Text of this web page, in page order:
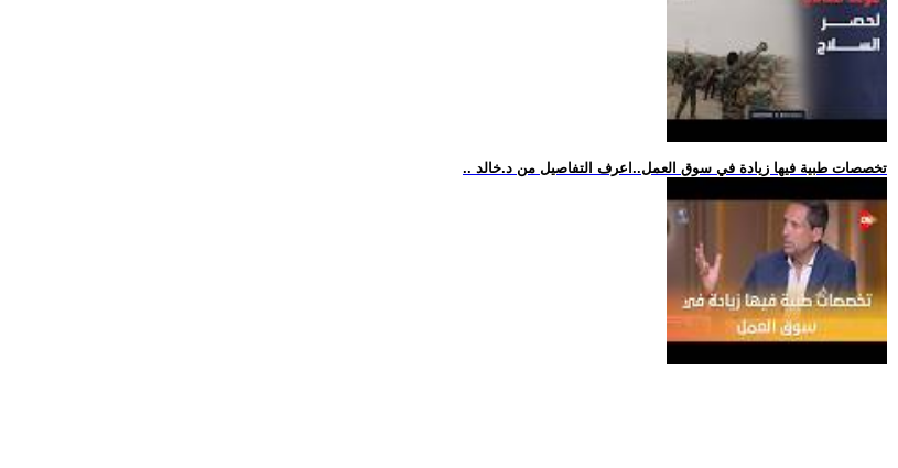
.. تخصصات طبية فيها زيادة في سوق العمل..اعرف التفاصيل من د.خالد